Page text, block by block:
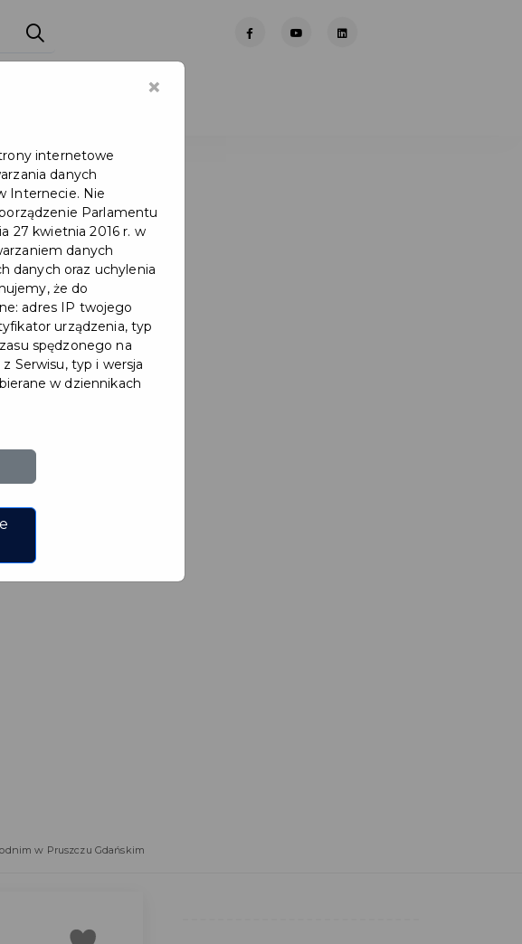
w Pruszczu Gdańskim
×
internetowe
danych
Internecie. Nie
Parlamentu
27 kwietnia 2016 r. w
danych
danych oraz uchylenia
że do
adres IP twojego
urządzenia, typ
spędzonego na
Serwisu, typ i wersja
w dziennikach